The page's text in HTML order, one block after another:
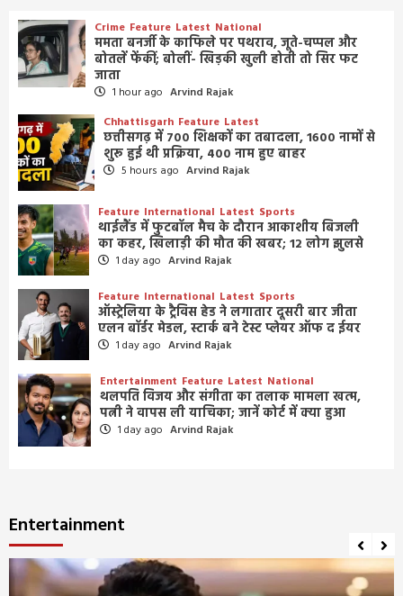
Crime Feature Latest National
ममता बनर्जी के काफिले पर पथराव, जूते-चप्पल और
बोतलें फेंकीं; बोलीं- खिड़की खुली होती तो सिर फट
जाता
1 hour ago Arvind Rajak
Chhattisgarh Feature Latest
छत्तीसगढ़ में 700 शिक्षकों का तबादला, 1600 नामों से
शुरू हुई थी प्रक्रिया, 400 नाम हुए बाहर
5 hours ago Arvind Rajak
Feature International Latest Sports
थाईलैंड में फुटबॉल मैच के दौरान आकाशीय बिजली
का कहर, खिलाड़ी की मौत की खबर; 12 लोग झुलसे
1 day ago Arvind Rajak
Feature International Latest Sports
ऑस्ट्रेलिया के ट्रैविस हेड ने लगातार दूसरी बार जीता
एलन बॉर्डर मेडल, स्टार्क बने टेस्ट प्लेयर ऑफ द ईयर
1 day ago Arvind Rajak
Entertainment Feature Latest National
थलपति विजय और संगीता का तलाक मामला खत्म,
पत्नी ने वापस ली याचिका; जानें कोर्ट में क्या हुआ
1 day ago Arvind Rajak
Entertainment